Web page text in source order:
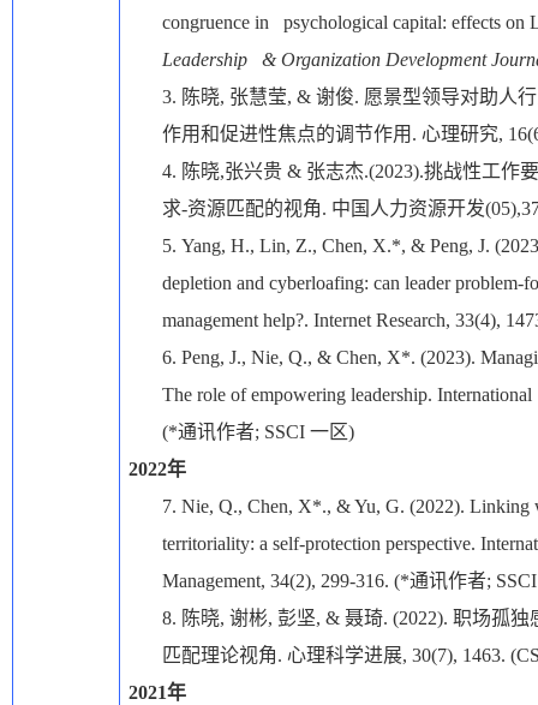
congruence in psychological capital: effects on
Leadership & Organization Development
3. 陈晓, 张慧莹, & 谢俊. 愿景型领导对助人
作用和促进性焦点的调节作用 . 心理研究,
4. 陈晓,张兴贵 & 张志杰.(2023).挑战性工作
求-资源匹配的视角. 中国人力资源开发
5. Yang, H., Lin, Z., Chen, X.*, & Peng, J.
depletion and cyberloafing: can leader problem-
management help?. Internet Research, 33(4),
6. Peng, J., Nie, Q., & Chen, X*. (2023).
The role of empowering leadership.
(*通讯作者; SSCI 一区)
2022年
7. Nie, Q., Chen, X*., & Yu, G. (2022). Linking
territoriality: a self-protection perspective.
Management, 34(2), 299-316. (*通讯作者;
8. 陈晓, 谢彬, 彭坚, & 聂琦. (2022). 职场孤独
匹配理论视角. 心理科学进展, 30(7), 1463.
2021年